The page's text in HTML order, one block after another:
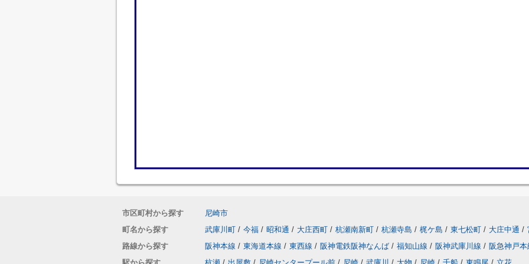
市区町村から探す
尼崎市
町名から探す
武庫川町 / 今福 / 昭和通 / 大庄西町 / 杭瀬南新町 / 杭瀬寺島 / 梶ケ島 / 東七松町 / 大庄中通 /
路線から探す
阪神本線 / 東海道本線 / 東西線 / 阪神電鉄阪神なんば / 福知山線 / 阪神武庫川線 / 阪急神戸本